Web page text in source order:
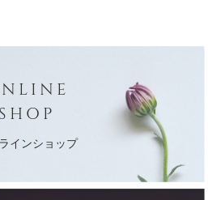
SHOP
インショップ